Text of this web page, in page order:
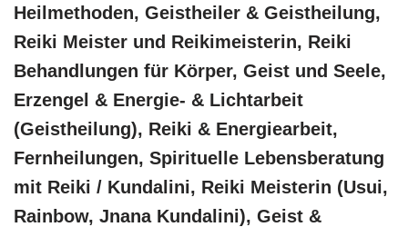
Heilmethoden, Geistheiler & Geistheilung,
Reiki Meister und Reikimeisterin, Reiki
Behandlungen für Körper, Geist und Seele,
Erzengel & Energie- & Lichtarbeit
(Geistheilung), Reiki & Energiearbeit,
Fernheilungen, Spirituelle Lebensberatung
mit Reiki / Kundalini, Reiki Meisterin (Usui,
Rainbow, Jnana Kundalini), Geist &